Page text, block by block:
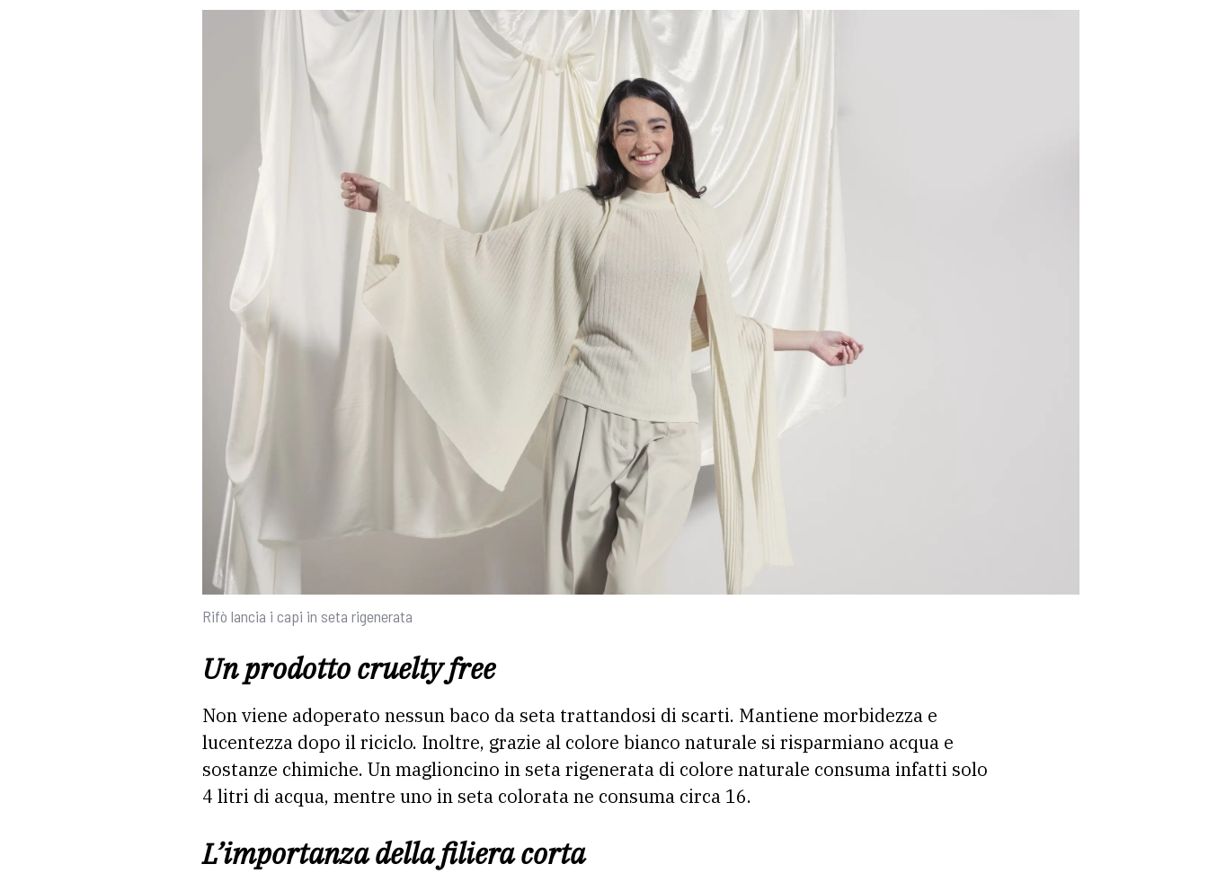
Rifò lancia i capi in seta rigenerata
Un prodotto cruelty free
Non viene adoperato nessun baco da seta trattandosi di scarti. Mantiene morbidezza e
lucentezza dopo il riciclo. Inoltre, grazie al colore bianco naturale si risparmiano acqua e
sostanze chimiche. Un maglioncino in seta rigenerata di colore naturale consuma infatti solo
4 litri di acqua, mentre uno in seta colorata ne consuma circa 16.
L’importanza della filiera corta